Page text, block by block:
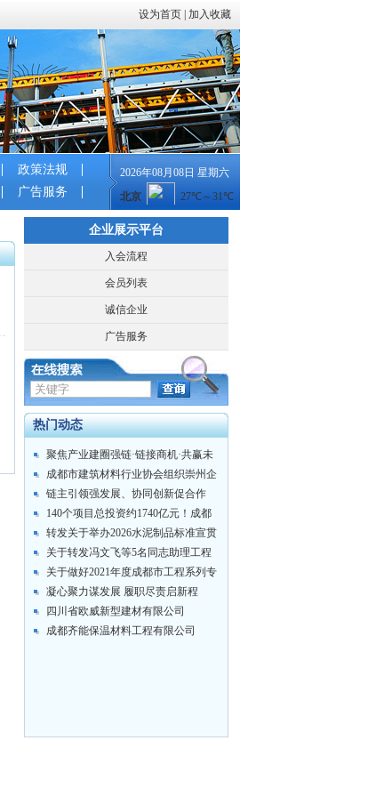
设为首页 加入收藏
政策法规
广告服务
2026年08月08日 星期六
企业展示平台
入会流程
会员列表
诚信企业
广告服务
热门动态
聚焦产业建圈强链·链接商机·共赢未
来 ...
成都市建筑材料行业协会组织崇州企
业及会员...
链主引领强发展、协同创新促合作
——成都市...
140个项目总投资约1740亿元！成都
市...
转发关于举办2026水泥制品标准宣贯
培训...
关于转发冯文飞等5名同志助理工程
师专业技...
关于做好2021年度成都市工程系列专
业技...
凝心聚力谋发展 履职尽责启新程
——成都市...
四川省欧威新型建材有限公司
成都齐能保温材料工程有限公司